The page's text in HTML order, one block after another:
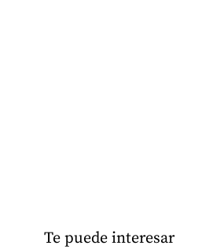
Te puede interesar